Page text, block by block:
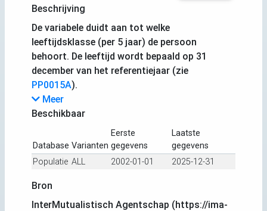
Beschrijving
De variabele duidt aan tot welke
leeftijdsklasse (per 5 jaar) de persoon
behoort. De leeftijd wordt bepaald op 31
december van het referentiejaar (zie
PP0015A).
Meer
Beschikbaar
Database Varianten
Eerste
gegevens
Laatste
gegevens
Populatie ALL 2002-01-01 2025-12-31
Bron
InterMutualistisch Agentschap (https://ima-